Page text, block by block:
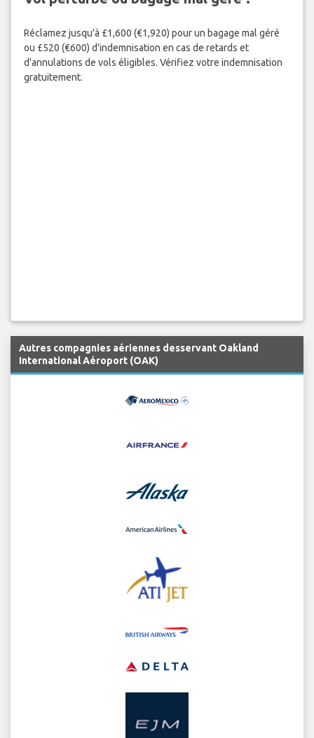
Réclamez jusqu'à £1,600 (€1,920) pour un bagage mal géré
ou £520 (€600) d'indemnisation en cas de retards et
d'annulations de vols éligibles. Vérifiez votre indemnisation
gratuitement.
Autres compagnies aériennes desservant Oakland
International Aéroport (OAK)